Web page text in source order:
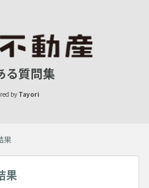
る質問集
by Tayori
果
果